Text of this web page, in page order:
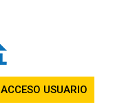
ACCESO USUARIO